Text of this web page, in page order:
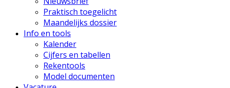
Praktisch toegelicht
Maandelijks dossier
Info en tools
Kalender
Cijfers en tabellen
Rekentools
Model documenten